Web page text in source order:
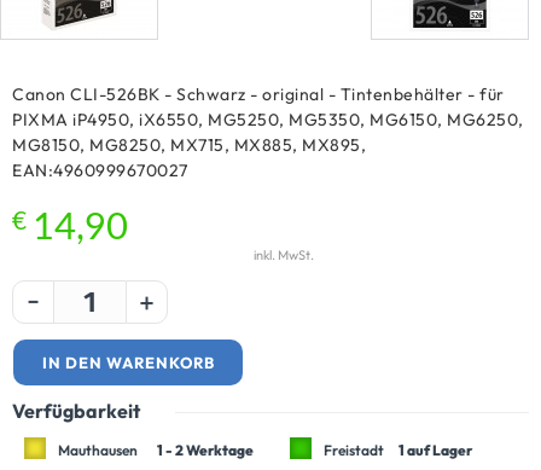
Canon CLI-526BK - Schwarz - original - Tintenbehälter - für
PIXMA iP4950, iX6550, MG5250, MG5350, MG6150, MG6250,
MG8150, MG8250, MX715, MX885, MX895,
EAN:4960999670027
€ 14,90
inkl. MwSt.
- +
IN DEN WARENKORB
Verfügbarkeit
Mauthausen 1 - 2 Werktage Freistadt
1 auf Lager